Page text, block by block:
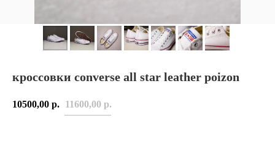
кроссовки converse all star leather poizon
10500,00 р. 11600,00 р.